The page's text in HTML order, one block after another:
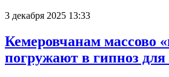
3 декабря 2025 13:33
Кемеровчанам массово
погружают в гипноз для